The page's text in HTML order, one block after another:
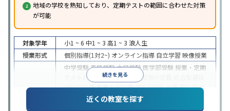
地域の学校を熟知しており、定期テストの範囲に合わせた対策
が可能
続きを見る
対象学年 小1 ~ 6 中1 ~ 3 高1 ~ 3 浪人生
授業形式
個別指導(1対2~) オンライン指導 自立学習 映像授業
中学受験高校受験大学受験 医学部受験 授業・定期
テスト対策
内申点対策 学習習慣の定着
(旧AO)対策推薦入試対策学校別特化対策国公立大
私大対策共通テスト対策
英語・英会話特化
近くの教室を探す